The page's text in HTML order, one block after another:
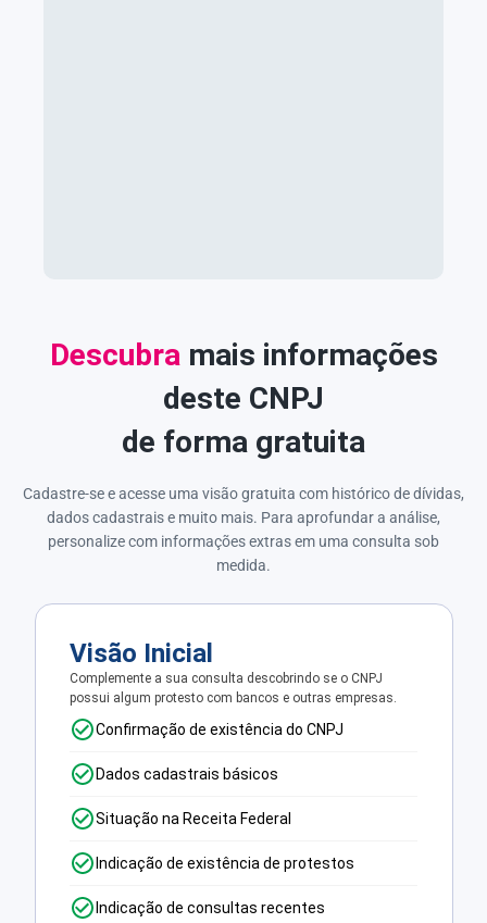
Descubra mais informações
deste CNPJ
de forma gratuita
Cadastre-se e acesse uma visão gratuita com histórico de dívidas,
dados cadastrais e muito mais. Para aprofundar a análise,
personalize com informações extras em uma consulta sob
medida.
Visão Inicial
Complemente a sua consulta descobrindo se o CNPJ
possui algum protesto com bancos e outras empresas.
Confirmação de existência do CNPJ
Dados cadastrais básicos
Situação na Receita Federal
Indicação de existência de protestos
Indicação de consultas recentes